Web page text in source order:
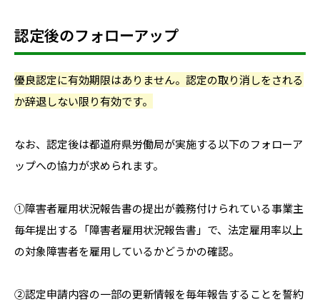
認定後のフォローアップ
優良認定に有効期限はありません。認定の取り消しをされる
か辞退しない限り有効です。
なお、認定後は都道府県労働局が実施する以下のフォローア
ップへの協力が求められます。
①障害者雇用状況報告書の提出が義務付けられている事業主
毎年提出する「障害者雇用状況報告書」で、法定雇用率以上
の対象障害者を雇用しているかどうかの確認。
②認定申請内容の一部の更新情報を毎年報告することを誓約